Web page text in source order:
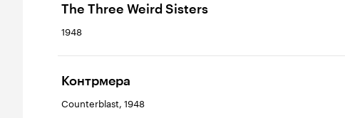
The Three Weird Sisters
1948
Контрмера
Counterblast, 1948